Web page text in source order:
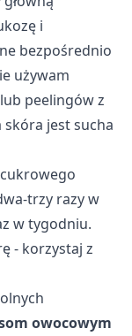
i
bezpośrednio
używam
peelingów z
skóra jest sucha
trzy razy w
w tygodniu.
- korzystaj z
owocowym